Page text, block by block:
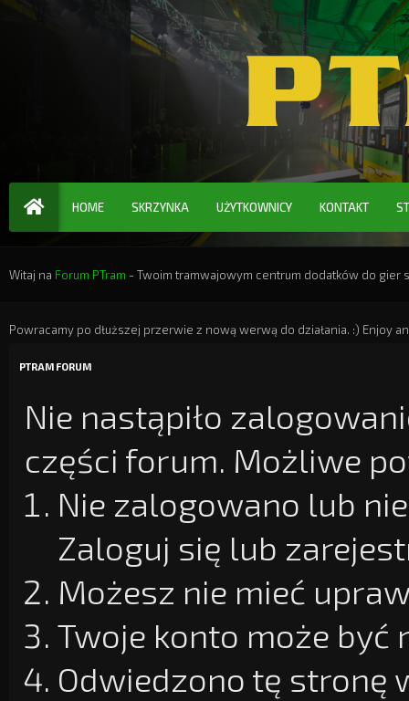
HOME SKRZYNKA UŻYTKOWNICY KONTAKT
Witaj na Forum PTram - Twoim tramwajowym centrum dodatków do gier
Powracamy po dłuższej przerwie z nową werwą do działania. :) Enjoy
PTRAM FORUM
Nie nastąpiło
części forum. Możliwe
Nie zalogowano lub
Zaloguj się lub
Możesz nie mieć
Twoje konto może
Odwiedzono tę stronę